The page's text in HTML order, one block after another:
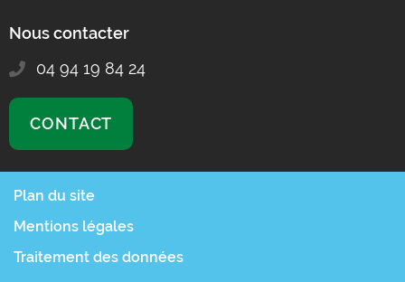
Nous contacter
04 94 19 84 24
CONTACT
Plan du site
Mentions légales
Traitement des données